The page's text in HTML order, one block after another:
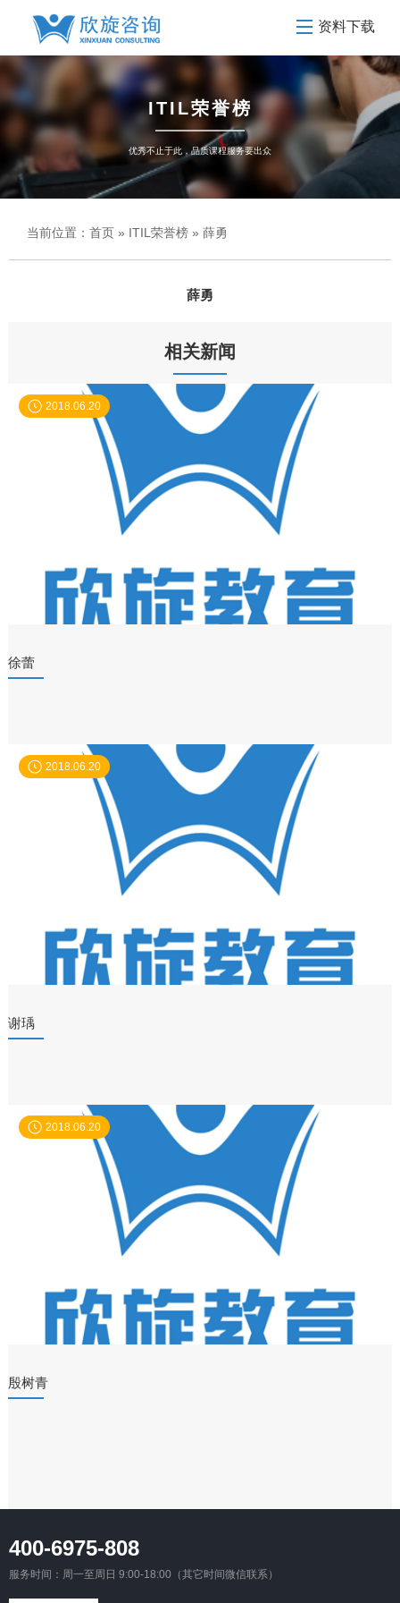
资料下载
ITIL荣誉榜
优秀不止于此，品质课程服务要出众
当前位置： 首页 » ITIL荣誉榜 » 薛勇
薛勇
相关新闻
2018.06.20
徐蕾
2018.06.20
谢瑀
2018.06.20
殷树青
400-6975-808
服务时间：周一至周日 9:00-18:00（其它时间微信联系）